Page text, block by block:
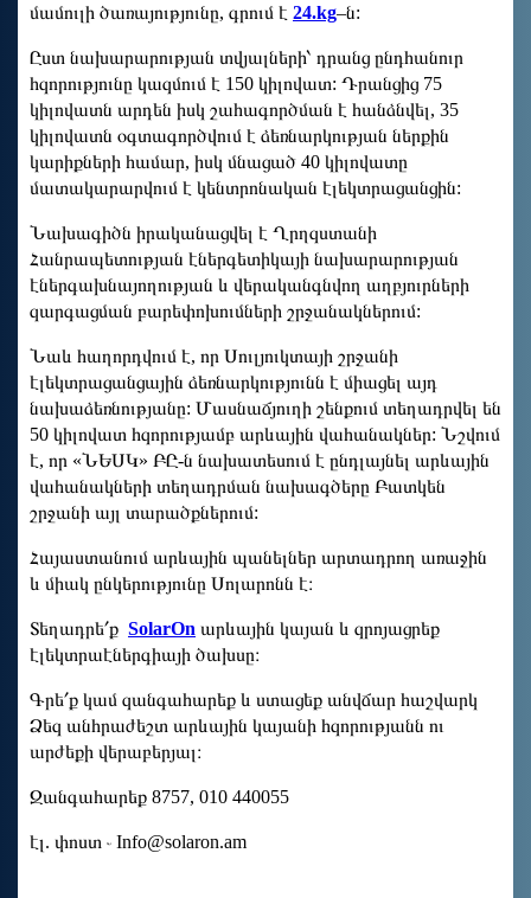
մամուլի ծառայությունը, գրում է 24.kg–ն:
Ըստ նախարարության տվյալների՝ դրանց ընդհանուր
հզորությունը կազմում է 150 կիլովատ: Դրանցից 75
կիլովատն արդեն իսկ շահագործման է հանձնվել, 35
կիլովատն օգտագործվում է ձեռնարկության ներքին
կարիքների համար, իսկ մնացած 40 կիլովատը
մատակարարվում է կենտրոնական էլեկտրացանցին:
Նախագիծն իրականացվել է Ղրղզստանի
Հանրապետության էներգետիկայի նախարարության
էներգախնայողության և վերականգնվող աղբյուրների
զարգացման բարեփոխումների շրջանակներում:
Նաև հաղորդվում է, որ Սուլյուկտայի շրջանի
էլեկտրացանցային ձեռնարկությունն է միացել այդ
նախաձեռնությանը: Մասնաճյուղի շենքում տեղադրվել են
50 կիլովատ հզորությամբ արևային վահանակներ: Նշվում
է, որ «ՆԵՍԿ» ԲԸ-ն նախատեսում է ընդլայնել արևային
վահանակների տեղադրման նախագծերը Բատկեն
շրջանի այլ տարածքներում:
Հայաստանում արևային պանելներ արտադրող առաջին
և միակ ընկերությունը Սոլարոնն է։
Տեղադրե՛ք SolarOn արևային կայան և զրոյացրեք
էլեկտրաէներգիայի ծախսը։
Գրե՛ք կամ զանգահարեք և ստացեք անվճար հաշվարկ
Ձեզ անհրաժեշտ արևային կայանի հզորությանն ու
արժեքի վերաբերյալ։
Զանգահարեք 8757, 010 440055
էլ. փոստ ֊ Info@solaron.am